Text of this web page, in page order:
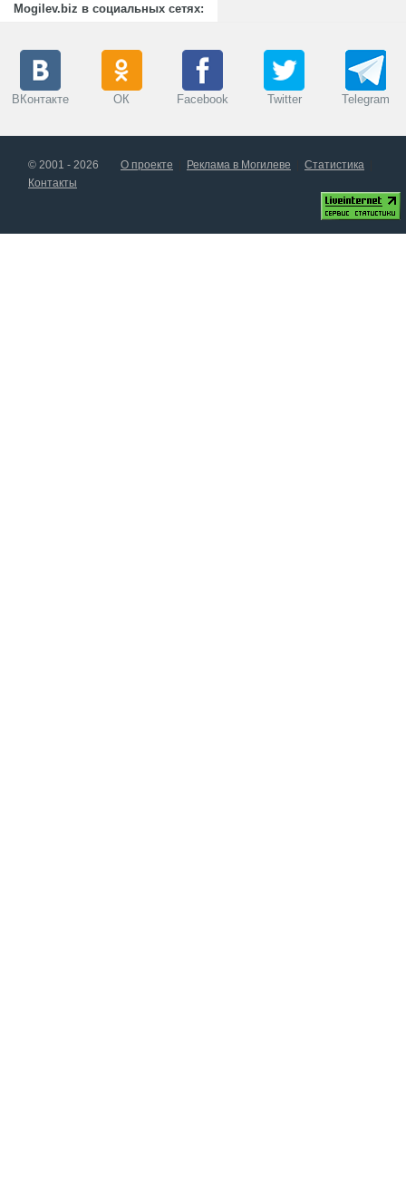
Mogilev.biz в социальных сетях:
ВКонтакте ОК Facebook Twitter Telegram
© 2001 - 2026 О проекте Реклама в Могилеве
Статистика
Контакты